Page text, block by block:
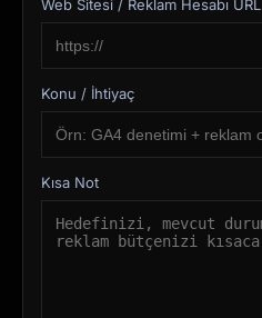
Web Sitesi / Reklam Hesabı URL
Konu / İhtiyaç
Kısa Not